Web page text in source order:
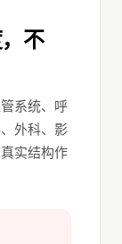
不
系统、呼
外科、影
实结构作